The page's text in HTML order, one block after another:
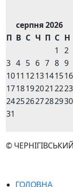
серпня 2026
П В С Ч П С Н
1
2
3 4 5 6 7 8 9
1011 1213141516
1718192021 2223
24252627282930
31
©
ГОЛОВНА